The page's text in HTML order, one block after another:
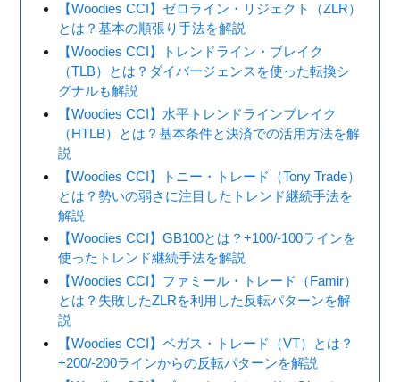
【Woodies CCI】ゼロライン・リジェクト（ZLR）
とは？基本の順張り手法を解説
【Woodies CCI】トレンドライン・ブレイク
（TLB）とは？ダイバージェンスを使った転換シ
グナルも解説
【Woodies CCI】水平トレンドラインブレイク
（HTLB）とは？基本条件と決済での活用方法を解
説
【Woodies CCI】トニー・トレード（Tony Trade）
とは？勢いの弱さに注目したトレンド継続手法を
解説
【Woodies CCI】GB100とは？+100/-100ラインを
使ったトレンド継続手法を解説
【Woodies CCI】ファミール・トレード（Famir）
とは？失敗したZLRを利用した反転パターンを解
説
【Woodies CCI】ベガス・トレード（VT）とは？
+200/-200ラインからの反転パターンを解説